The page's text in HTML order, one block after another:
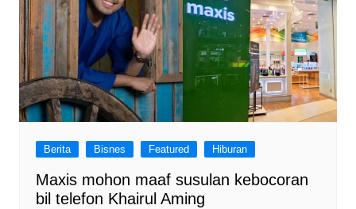
Berita Bisnes Featured Hiburan
Maxis mohon maaf susulan kebocoran
bil telefon Khairul Aming